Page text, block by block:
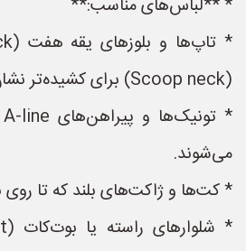
* **لباس‌های مناسب:**
(Scoop neck) برای کشیده‌تر نشان دادن بالاتنه.
می‌شوند.
* کت‌ها و ژاکت‌های بلند که تا